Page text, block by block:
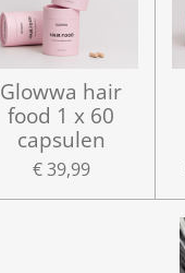
Glowwa hair
food 1 x 60
capsulen
€ 39,99